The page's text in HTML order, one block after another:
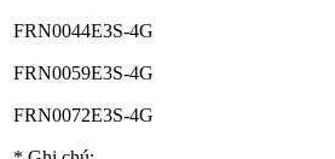
FRN0044E3S-4G
FRN0059E3S-4G
FRN0072E3S-4G